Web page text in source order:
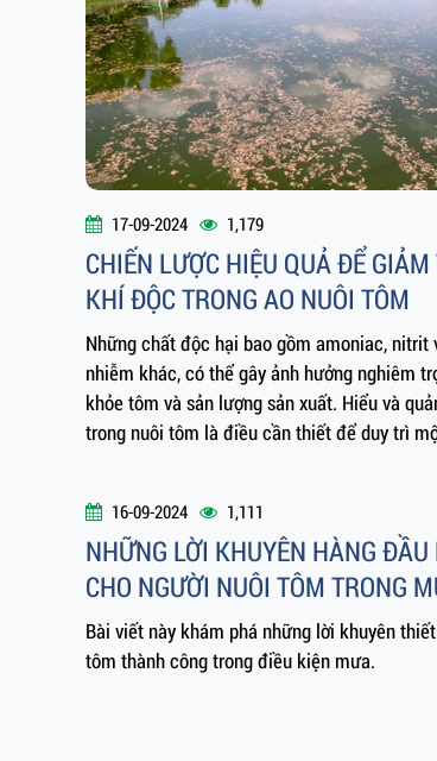
17-09-2024 1,179
CHIẾN LƯỢC HIỆU QUẢ ĐỂ GIẢM
KHÍ ĐỘC TRONG AO NUÔI TÔM
Những chất độc hại bao gồm amoniac, nitrit
nhiễm khác, có thể gây ảnh hưởng nghiêm
khỏe tôm và sản lượng sản xuất. Hiểu và
trong nuôi tôm là điều cần thiết để duy trì